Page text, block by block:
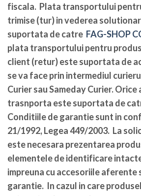
fiscala. Plata transportului
trimise (tur) in vederea
suportata de catre FAG-SHOP
plata transportului pentru
client (retur) este suportata de
se va face prin intermediul
Curier sau Sameday Curier.
trasnporta este suportata de
Conditiile de garantie sunt in
21/1992, Legea 449/2003. La
este necesara prezentarea
elementele de identificare
impreuna cu accesoriile
garantie. In cazul in care